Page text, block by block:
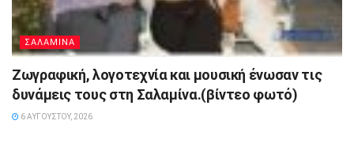
ΣΑΛΑΜΙΝΑ
Ζωγραφική, λογοτεχνία και μουσική ένωσαν τις
δυνάμεις τους στη Σαλαμίνα.(βίντεο φωτό)
6 ΑΥΓΟΎΣΤΟΥ, 2026